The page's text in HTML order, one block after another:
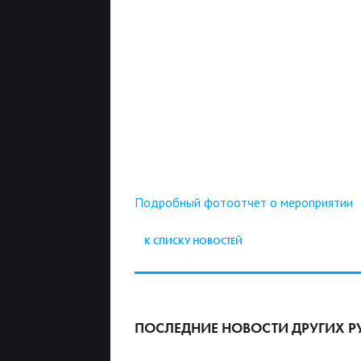
Подробный фотоотчет о мероприятии
К СПИСКУ НОВОСТЕЙ
ПОСЛЕДНИЕ НОВОСТИ ДРУГИХ